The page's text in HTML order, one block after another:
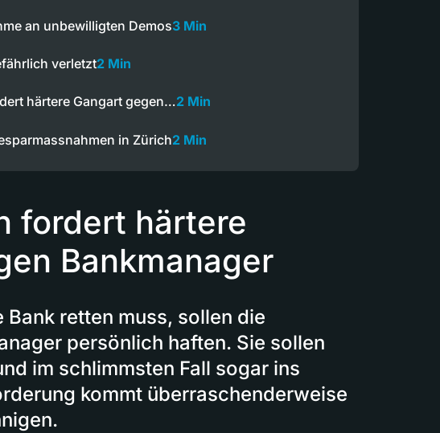
an unbewilligten Demos3 Min
verletzt2 Min
härtere Gangart gegen…2 Min
in Zürich2 Min
fordert härtere
Bankmanager
Bank retten muss, sollen die
persönlich haften. Sie sollen
im schlimmsten Fall sogar ins
kommt überraschenderweise